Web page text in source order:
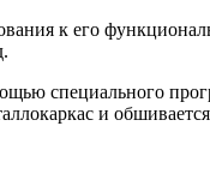
к его
специального
и